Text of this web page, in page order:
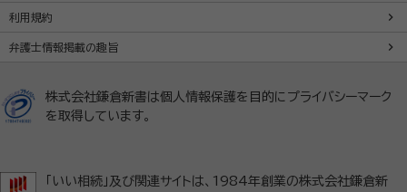
利用規約
弁護士情報掲載の趣旨
株式会社鎌倉新書は個人情報保護を目的にプライバシーマーク
を取得しています。
「いい相続」及び関連サイトは、1984年創業の株式会社鎌倉新